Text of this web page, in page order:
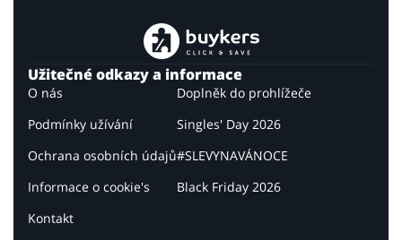
Užitečné odkazy a informace
O nás
Podmínky užívání
Ochrana osobních údajů
Informace o cookie's
Kontakt
Doplněk do prohlížeče
Singles' Day 2026
#SLEVYNAVÁNOCE
Black Friday 2026